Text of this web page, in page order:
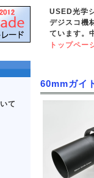
USED光学
デジスコ機
ています。
トップペー
て
60mmガイ